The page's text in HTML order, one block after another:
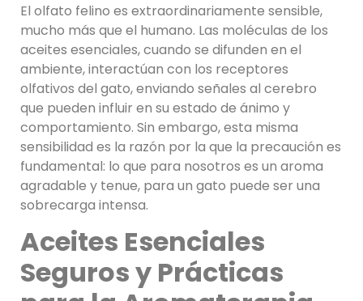
El olfato felino es extraordinariamente sensible,
mucho más que el humano. Las moléculas de los
aceites esenciales, cuando se difunden en el
ambiente, interactúan con los receptores
olfativos del gato, enviando señales al cerebro
que pueden influir en su estado de ánimo y
comportamiento. Sin embargo, esta misma
sensibilidad es la razón por la que la precaución es
fundamental: lo que para nosotros es un aroma
agradable y tenue, para un gato puede ser una
sobrecarga intensa.
Aceites Esenciales
Seguros y Prácticas